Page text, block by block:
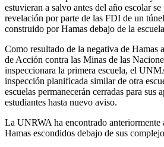
estuvieran a salvo antes del año escolar
revelación por parte de las FDI de un
construido por Hamas debajo de la
Como resultado de la negativa de Hamas
de Acción contra las Minas de las
inspeccionara la primera escuela, el
inspección planificada similar de otra
escuelas permanecerán cerradas para sus
estudiantes hasta nuevo aviso.
La UNRWA ha encontrado anteriormente
Hamas escondidos debajo de sus